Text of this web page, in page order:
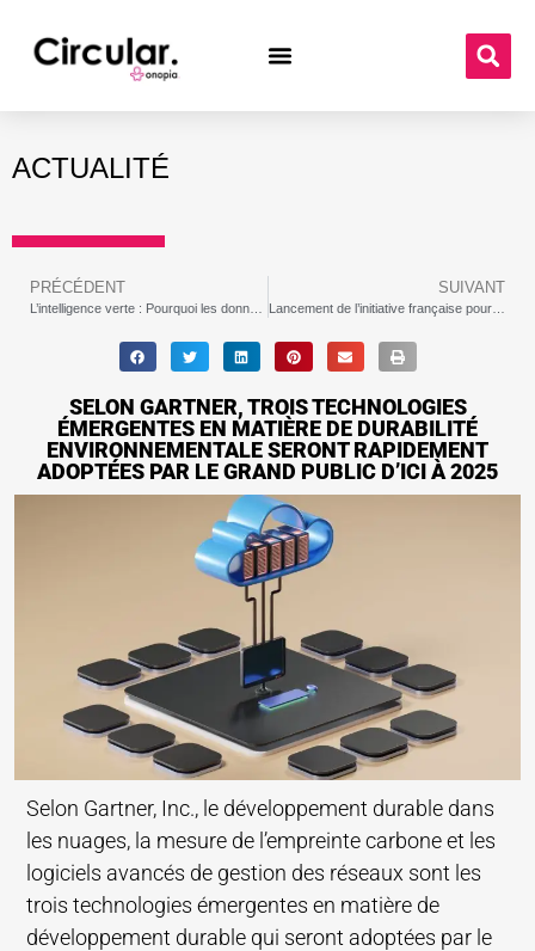
ACTUALITÉ
PRÉCÉDENT SUIVANT
Lancement de l’initiative française pour une banane durable
SELON GARTNER, TROIS TECHNOLOGIES
ÉMERGENTES EN MATIÈRE DE DURABILITÉ
ENVIRONNEMENTALE SERONT RAPIDEMENT
ADOPTÉES PAR LE GRAND PUBLIC D’ICI À 2025
Selon Gartner, Inc., le développement durable dans
les nuages, la mesure de l’empreinte carbone et les
logiciels avancés de gestion des réseaux sont les
trois technologies émergentes en matière de
développement durable qui seront adoptées par le